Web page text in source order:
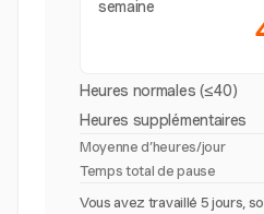
semaine
Heures normales (≤40)
Heures supplémentaires
Moyenne d’heures/jour
Temps total de pause
Vous avez travaillé 5 jours,